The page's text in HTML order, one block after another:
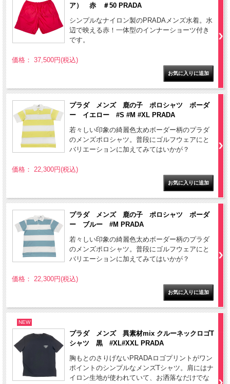
ア） 赤 ＃50 PRADA
シンプルなナイロン製のPRADAメンズ水着。水
辺で映える赤！一体型のインナーショーツ付き
です。
価格： 37,500円(税込)
プラダ メンズ 鹿の子 ポロシャツ ボーダ
ー イエロー #S #M #XL PRADA
若々しい印象の綺麗色太めボーダー柄のプラダ
のメンズポロシャツ。普段にゴルフウェアにと
バリエーションに加えてみてはいかが？
価格： 22,300円(税込)
プラダ メンズ 鹿の子 ポロシャツ ボーダ
ー ブルー #M PRADA
若々しい印象の綺麗色太めボーダー柄のプラダ
のメンズポロシャツ。普段にゴルフウェアにと
バリエーションに加えてみてはいかが？
価格： 22,300円(税込)
NEW
プラダ メンズ 異素材mix クルーネックロゴT
シャツ 黒 #XL#XXL PRADA
胸もとのさりげないPRADAロゴプリントがワン
ポイントのシンプルなメンズTシャツ。肩にはナ
イロン生地が使われていて、お洒落なだけでな